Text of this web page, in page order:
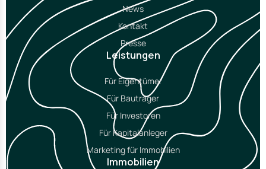
News
Kontakt
Presse
Leistungen
Für Eigentümer
Für Bauträger
Für Investoren
Für Kapitalanleger
Marketing für Immobilien
Immobilien